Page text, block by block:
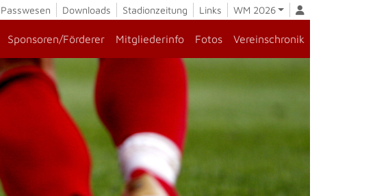
Downloads Stadionzeitung Links WM 2026
Sponsoren/Förderer Mitgliederinfo Fotos Vereinschronik